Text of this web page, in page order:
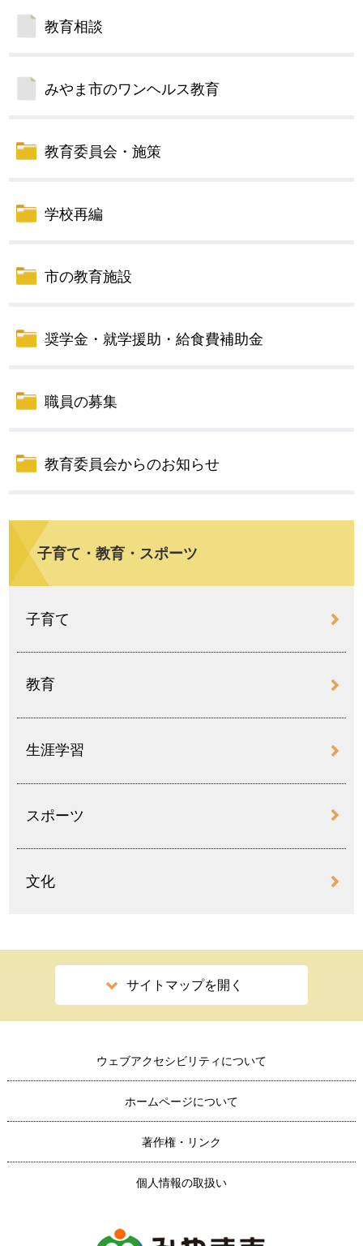
教育相談
みやま市のワンヘルス教育
教育委員会・施策
学校再編
市の教育施設
奨学金・就学援助・給食費補助金
職員の募集
教育委員会からのお知らせ
子育て・教育・スポーツ
子育て
教育
生涯学習
スポーツ
文化
サイトマップを開く
ウェブアクセシビリティについて
ホームページについて
著作権・リンク
個人情報の取扱い